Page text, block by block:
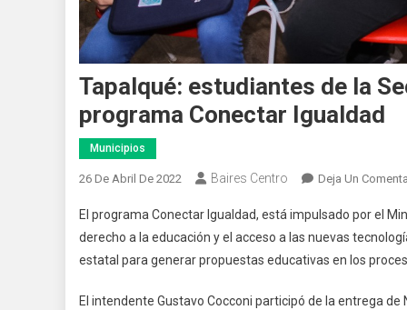
Tapalqué: estudiantes de la
programa Conectar Igualdad
Municipios
26 De Abril De 2022 Baires Centro Deja Un
El programa Conectar Igualdad, está impulsado por el
derecho a la educación y el acceso a las nuevas
estatal para generar propuestas educativas en los
El intendente Gustavo Cocconi participó de la entrega